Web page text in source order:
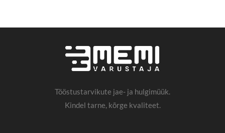
Tööstustarvikute jae- ja hulgimüük.
Kindel tarne, kõrge kvaliteet.